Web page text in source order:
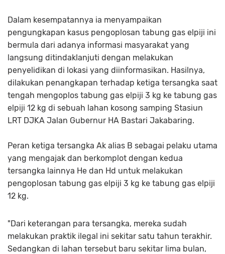
Dalam kesempatannya ia menyampaikan
pengungkapan kasus pengoplosan tabung gas elpiji ini
bermula dari adanya informasi masyarakat yang
langsung ditindaklanjuti dengan melakukan
penyelidikan di lokasi yang diinformasikan. Hasilnya,
dilakukan penangkapan terhadap ketiga tersangka saat
tengah mengoplos tabung gas elpiji 3 kg ke tabung gas
elpiji 12 kg di sebuah lahan kosong samping Stasiun
LRT DJKA Jalan Gubernur HA Bastari Jakabaring.
Peran ketiga tersangka Ak alias B sebagai pelaku utama
yang mengajak dan berkomplot dengan kedua
tersangka lainnya He dan Hd untuk melakukan
pengoplosan tabung gas elpiji 3 kg ke tabung gas elpiji
12 kg.
"Dari keterangan para tersangka, mereka sudah
melakukan praktik ilegal ini sekitar satu tahun terakhir.
Sedangkan di lahan tersebut baru sekitar lima bulan,